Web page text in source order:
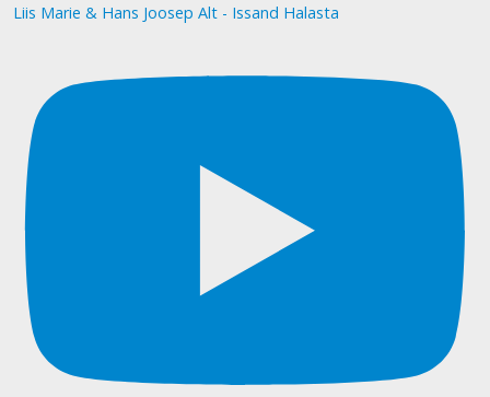
Liis Marie & Hans Joosep Alt - Issand Halasta